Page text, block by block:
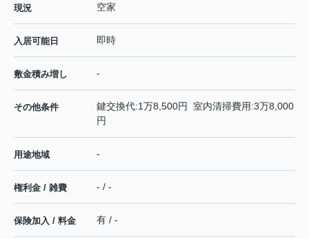
現況 空家
入居可能日 即時
敷金積み増し -
その他条件
鍵交換代:1万8,500円 室内清掃費用:3万8,000
円
用途地域 -
権利金 / 雑費 - / -
保険加入 / 料金 有 / -